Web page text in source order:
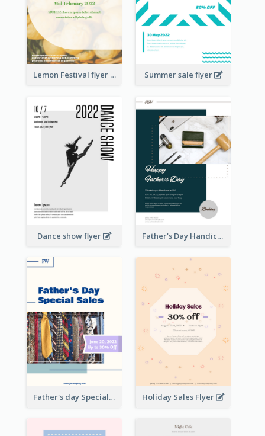
Lemon Festival flyer Summer sale flyer
Dance show flyer Father's Day Handicrafts Workshop Flyer
Father's day Special Sale Flyer Holiday Sales Flyer